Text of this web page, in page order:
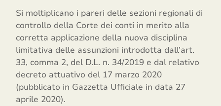
Si moltiplicano i pareri delle sezioni regionali di
controllo della Corte dei conti in merito alla
corretta applicazione della nuova disciplina
limitativa delle assunzioni introdotta dall’art.
33, comma 2, del D.L. n. 34/2019 e dal relativo
decreto attuativo del 17 marzo 2020
(pubblicato in Gazzetta Ufficiale in data 27
aprile 2020).